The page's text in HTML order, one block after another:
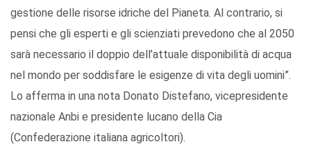
gestione delle risorse idriche del Pianeta. Al contrario, si
pensi che gli esperti e gli scienziati prevedono che al 2050
sarà necessario il doppio dell’attuale disponibilità di acqua
nel mondo per soddisfare le esigenze di vita degli uomini”.
Lo afferma in una nota Donato Distefano, vicepresidente
nazionale Anbi e presidente lucano della Cia
(Confederazione italiana agricoltori).